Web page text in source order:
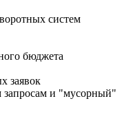
систем
бюджета
заявок
и "мусорный"